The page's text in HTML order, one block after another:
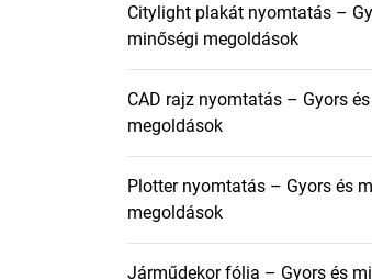
Citylight plakát nyomtatás –
minőségi megoldások
CAD rajz nyomtatás – Gyors
megoldások
Plotter nyomtatás – Gyors és
megoldások
Járműdekor fólia – Gyors és